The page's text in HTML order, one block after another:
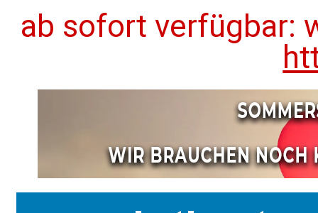
ab sofort verfügbar: